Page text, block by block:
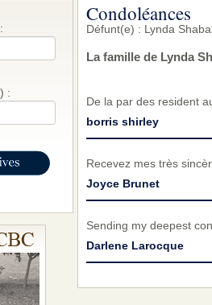
:
Condoléances
Défunt(e) : Lynda
La famille de Lynda
De la par des resident
borris shirley
Recevez mes très
Joyce Brunet
Sending my deepest
Darlene Larocque